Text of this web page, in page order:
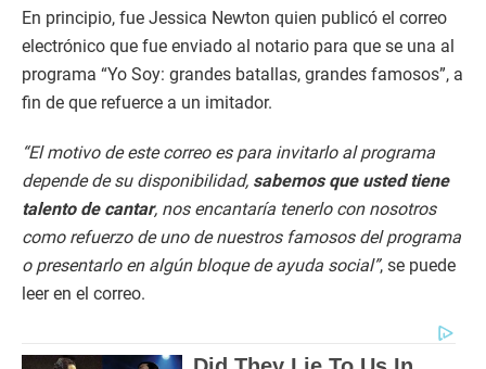
En principio, fue Jessica Newton quien publicó el correo
electrónico que fue enviado al notario para que se una al
programa “Yo Soy: grandes batallas, grandes famosos”, a
fin de que refuerce a un imitador.
“El motivo de este correo es para invitarlo al programa
depende de su disponibilidad, sabemos que usted tiene
talento de cantar, nos encantaría tenerlo con nosotros
como refuerzo de uno de nuestros famosos del programa
o presentarlo en algún bloque de ayuda social”, se puede
leer en el correo.